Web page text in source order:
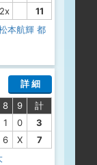
2x
11
本航輝 都
詳 細
8 9
計
1 0
3
6 X
7